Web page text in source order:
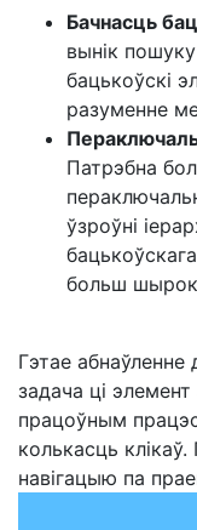
Бачнасць
вынік
бацькоўскі
разуменне
Патрэбна
ўзроўні
больш
Гэтае
задача ці
працоўным
колькасць
навігацыю па